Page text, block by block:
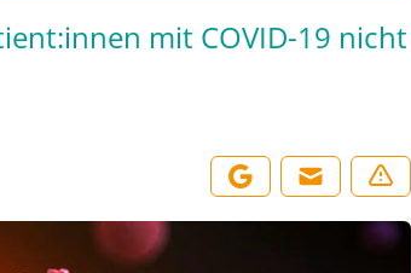
mit COVID-19 nicht